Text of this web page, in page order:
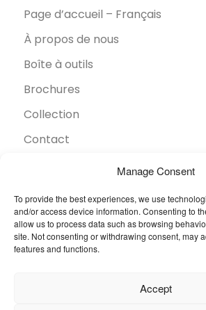
Manage Consent
To provide the best experiences, we use
and/or access device information. Consenting to
allow us to process data such as browsing
site. Not consenting or withdrawing consent, may
features and functions.
Accept
Page d’accueil – Français
À propos de nous
Boîte à outils
Brochures
Collection
Contact
Développement durable
Inspiration
Secteurs
© 2026 Oneflor. Tous droits